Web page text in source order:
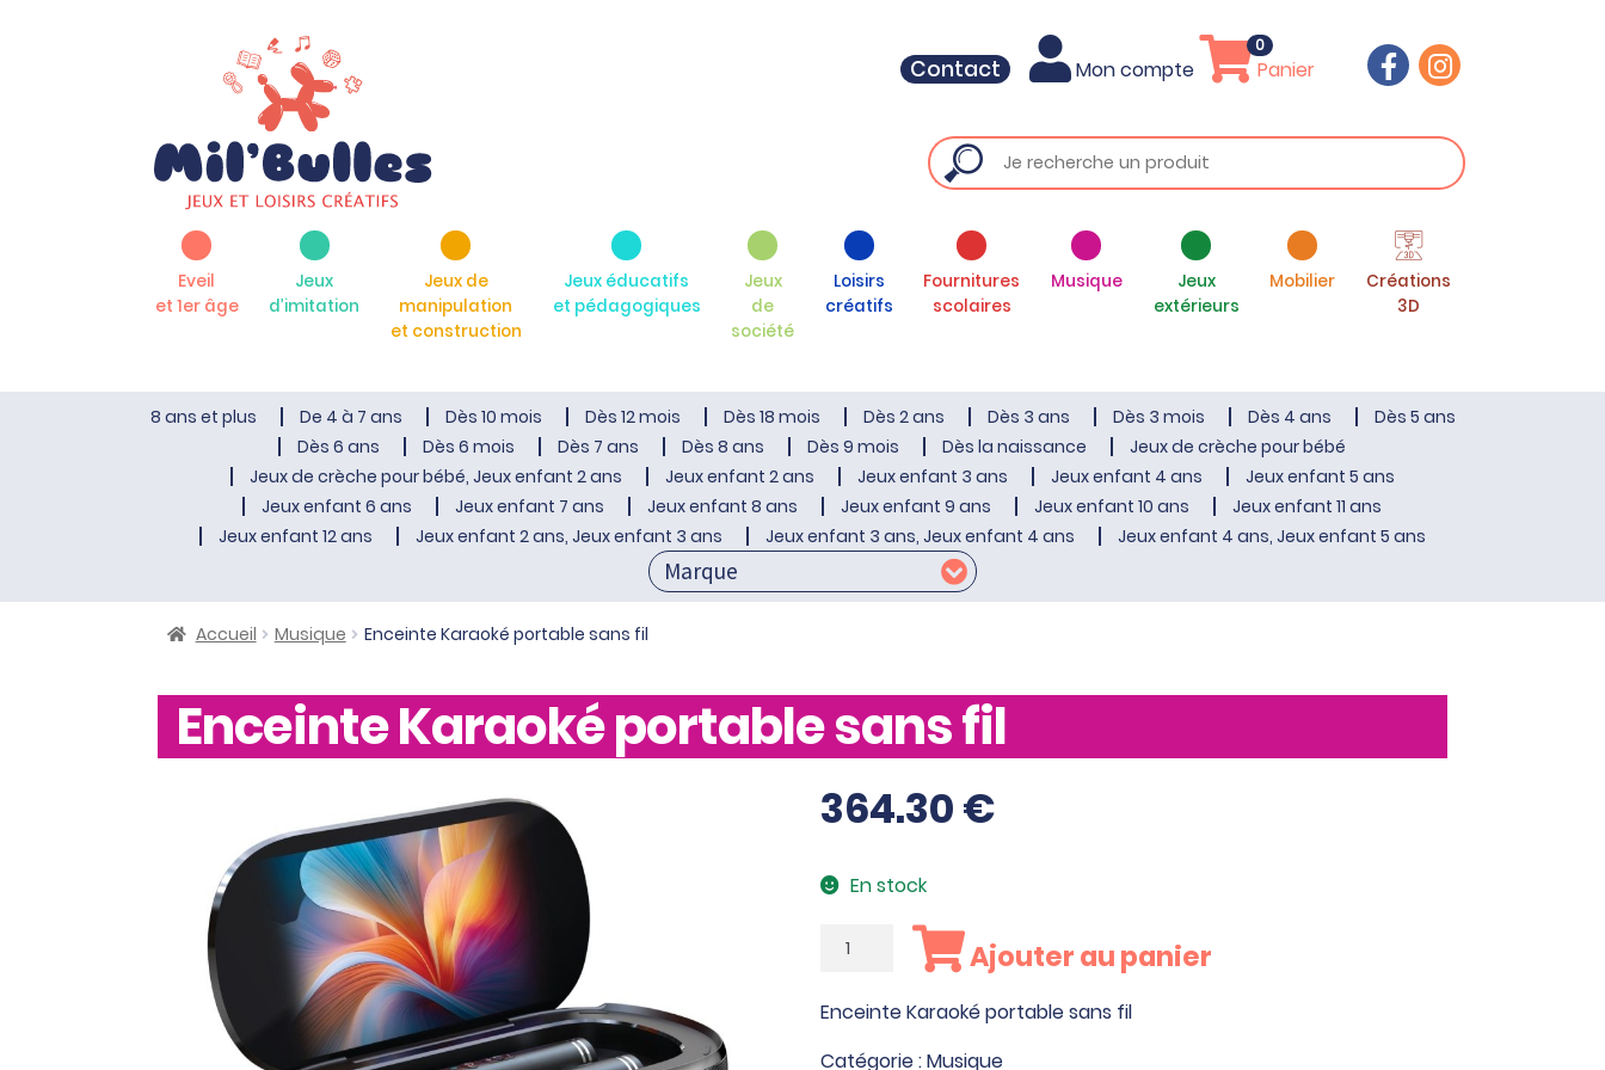
Contact Mon compte Panier
0
Eveil
et 1er âge
Jeux
d’imitation
Jeux de
manipulation
et construction
Jeux éducatifs
et pédagogiques
Jeux
de
société
Loisirs
créatifs
Fournitures
scolaires
Musique
Jeux
extérieurs
Mobilier
Créations
3D
8 ans et plus De 4 à 7 ans Dès 10 mois Dès 12 mois Dès 18 mois Dès 2 ans Dès 3 ans Dès 3 mois Dès 4 ans
Dès 5 ans
Dès 6 ans
Dès 6 mois Dès 7 ans Dès 8 ans Dès 9 mois Dès la naissance
Jeux de crèche pour bébé
Jeux de crèche pour bébé, Jeux enfant 2 ans
Jeux enfant 2 ans Jeux enfant 3 ans Jeux enfant 4 ans
Jeux enfant 5 ans
Jeux enfant 6 ans
Jeux enfant 7 ans Jeux enfant 8 ans Jeux enfant 9 ans Jeux enfant 10 ans
Jeux enfant 11 ans
Jeux enfant 12 ans
Jeux enfant 2 ans, Jeux enfant 3 ans Jeux enfant 3 ans, Jeux enfant 4 ans Jeux enfant 4 ans, Jeux enfant 5 ans
Accueil Musique Enceinte Karaoké portable sans fil
Enceinte Karaoké portable sans fil
364.30€
En stock
quantité
Enceinte
Karaoké
portable
Ajouter au panier
Enceinte Karaoké portable sans fil
Catégorie :Musique